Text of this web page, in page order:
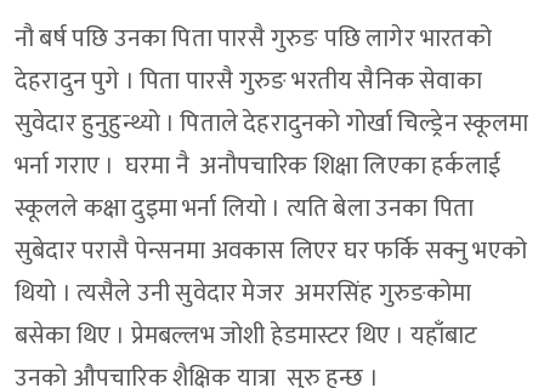
नौ बर्ष पछि उनका पिता पारसै गुरुङ पछि लागेर भारतको
देहरादुन पुगे । पिता पारसै गुरुङ भरतीय सैनिक सेवाका
सुवेदार हुनुहुन्थ्यो । पिताले देहरादुनको गोर्खा चिल्ड्रेन स्कूलमा
भर्ना गराए । घरमा नै अनौपचारिक शिक्षा लिएका हर्कलाई
स्कूलले कक्षा दुइमा भर्ना लियो । त्यति बेला उनका पिता
सुबेदार परासै पेन्सनमा अवकास लिएर घर फर्कि सक्नु भएको
थियो । त्यसैले उनी सुवेदार मेजर अमरसिंह गुरुङकोमा
बसेका थिए । प्रेमबल्लभ जोशी हेडमास्टर थिए । यहाँबाट
उनको औपचारिक शैक्षिक यात्रा सुरु हुन्छ ।